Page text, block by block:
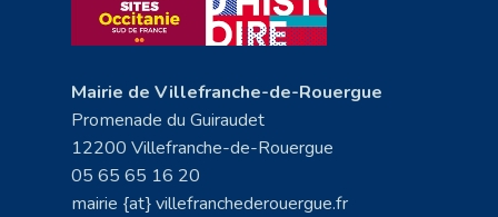
Mairie de Villefranche-de-Rouergue
Promenade du Guiraudet
12200 Villefranche-de-Rouergue
05 65 65 16 20
mairie {at} villefranchederouergue.fr